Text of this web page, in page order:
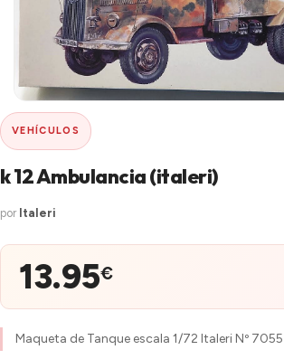
VEHÍCULOS
k 12 Ambulancia (italeri)
por Italeri
13.95€
Maqueta de Tanque escala 1/72 Italeri Nº 7055